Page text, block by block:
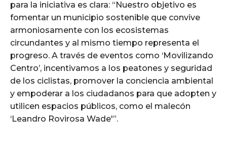
para la iniciativa es clara: “Nuestro objetivo es
fomentar un municipio sostenible que convive
armoniosamente con los ecosistemas
circundantes y al mismo tiempo representa el
progreso. A través de eventos como ‘Movilizando
Centro’, incentivamos a los peatones y seguridad
de los ciclistas, promover la conciencia ambiental
y empoderar a los ciudadanos para que adopten y
utilicen espacios públicos, como el malecón
‘Leandro Rovirosa Wade'”.